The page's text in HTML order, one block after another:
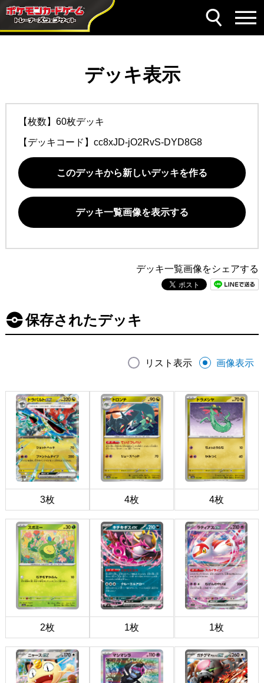
デッキ表示
【枚数】60枚デッキ
【デッキコード】 cc8xJD-jO2RvS-DYD8G8
このデッキから新しいデッキを作る
デッキ一覧画像を表示する
デッキ一覧画像をシェアする
保存されたデッキ
リスト表示 画像表示
3枚 4枚 4枚
2枚 1枚 1枚